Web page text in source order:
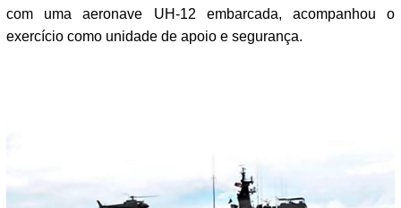
com uma aeronave UH-12 embarcada, acompanhou o
exercício como unidade de apoio e segurança.